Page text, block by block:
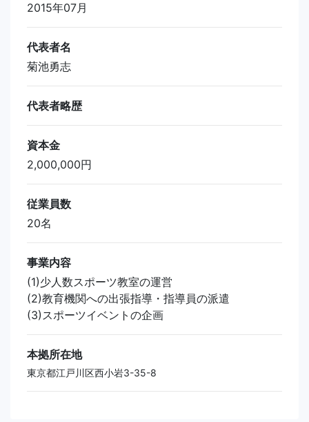
2015年07月
代表者名
菊池勇志
代表者略歴
資本金
2,000,000円
従業員数
20名
事業内容
(1)少人数スポーツ教室の運営
(2)教育機関への出張指導・指導員の派遣
(3)スポーツイベントの企画
本拠所在地
東京都江戸川区西小岩3-35-8